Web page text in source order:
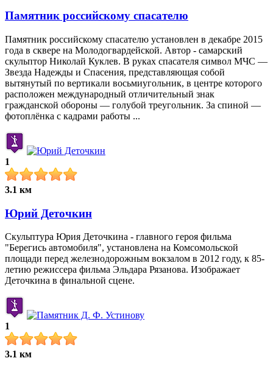
Памятник российскому спасателю
Памятник российскому спасателю установлен в декабре 2015
года в сквере на Молодогвардейской. Автор - самарский
скульптор Николай Куклев. В руках спасателя символ МЧС —
Звезда Надежды и Спасения, представляющая собой
вытянутый по вертикали восьмиугольник, в центре которого
расположен международный отличительный знак
гражданской обороны — голубой треугольник. За спиной —
фотоплёнка с кадрами работы ...
1
3.1 км
Юрий Деточкин
Скульптура Юрия Деточкина - главного героя фильма
"Берегись автомобиля", установлена на Комсомольской
площади перед железнодорожным вокзалом в 2012 году, к 85-
летию режиссера фильма Эльдара Рязанова. Изображает
Деточкина в финальной сцене.
1
3.1 км